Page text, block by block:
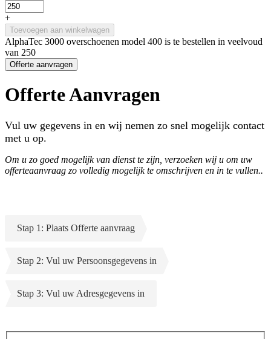
+
Toevoegen aan winkelwagen
AlphaTec 3000 overschoenen model 400 is te bestellen in veelvoud
van 250
Offerte aanvragen
Offerte Aanvragen
Vul uw gegevens in en wij nemen zo snel mogelijk contact
met u op.
Om u zo goed mogelijk van dienst te zijn, verzoeken wij u om uw
offerteaanvraag zo volledig mogelijk te omschrijven en in te vullen..
Stap 1: Plaats Offerte aanvraag
Stap 2: Vul uw Persoonsgegevens in
Stap 3: Vul uw Adresgegevens in